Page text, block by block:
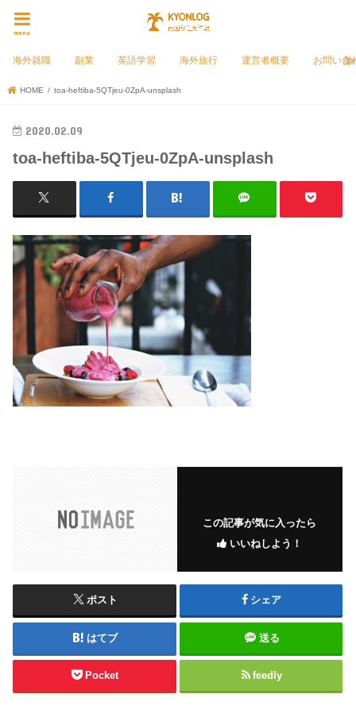
menu
海外就職 副業 英語学習 海外旅行 運営者概要 お問い合
HOME toa-heftiba-5QTjeu-0ZpA-unsplash
2020.02.09
toa-heftiba-5QTjeu-0ZpA-unsplash
この記事が気に入ったら
いいねしよう！
ポスト シェア
はてブ 送る
Pocket feedly